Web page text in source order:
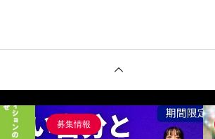
募集情報